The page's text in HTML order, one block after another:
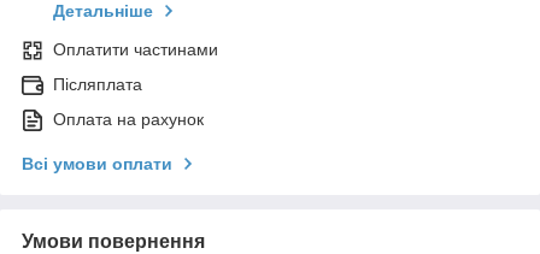
Детальніше
Оплатити частинами
Післяплата
Оплата на рахунок
Всі умови оплати
Умови повернення